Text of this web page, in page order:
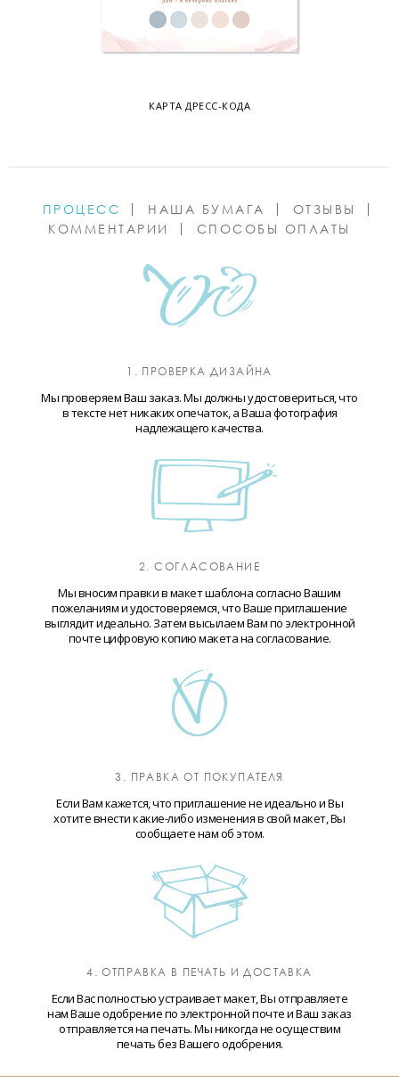
КАРТА ДРЕСС-КОДА
ПРОЦЕСС НАША БУМАГА
ОТЗЫВЫ
КОММЕНТАРИИ
СПОСОБЫ ОПЛАТЫ
1. ПРОВЕРКА ДИЗАЙНА
Мы проверяем Ваш заказ. Мы должны удостовериться, что
в тексте нет никаких опечаток, а Ваша фотография
надлежащего качества.
2. СОГЛАСОВАНИЕ
Мы вносим правки в макет шаблона согласно Вашим
пожеланиям и удостоверяемся, что Ваше приглашение
выглядит идеально. Затем высылаем Вам по электронной
почте цифровую копию макета на согласование.
3. ПРАВКА ОТ ПОКУПАТЕЛЯ
Если Вам кажется, что приглашение не идеально и Вы
хотите внести какие-либо изменения в свой макет, Вы
сообщаете нам об этом.
4. ОТПРАВКА В ПЕЧАТЬ И ДОСТАВКА
Если Вас полностью устраивает макет, Вы отправляете
нам Ваше одобрение по электронной почте и Ваш заказ
отправляется на печать. Мы никогда не осуществим
печать без Вашего одобрения.